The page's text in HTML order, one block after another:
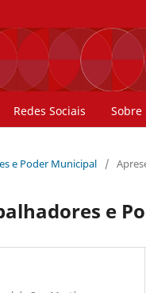
Redes Sociais Sobre
e Poder Municipal /
e